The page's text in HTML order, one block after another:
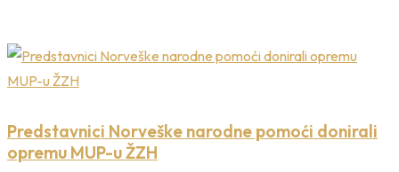
Predstavnici Norveške narodne pomoći donirali
opremu MUP-u ŽZH